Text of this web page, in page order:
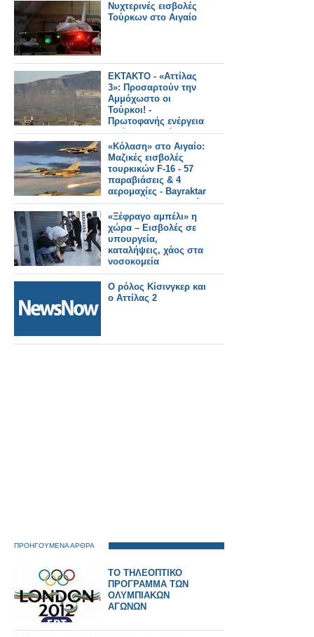
Νυχτερινές εισβολές
Τούρκων στο Αιγαίο
ΕΚΤΑΚΤΟ - «Αττίλας
3»: Προσαρτούν την
Αμμόχωστο οι
Τούρκοι! -
Πρωτοφανής ενέργεια
από ψευδοκράτος και
Άγκυρα
«Κόλαση» στο Αιγαίο:
Μαζικές εισβολές
τουρκικών F-16 - 57
παραβιάσεις & 4
αερομαχίες - Bayraktar
ΤΒ2 «σκάναρε» τη Χίο
«Ξέφραγο αμπέλι» η
χώρα – Εισβολές σε
υπουργεία,
καταλήψεις, χάος στα
νοσοκομεία
Ο ρόλος Κίσινγκερ και
ο Αττίλας 2
ΠΡΟΗΓΟΥΜΕΝΑ ΑΡΘΡΑ
ΤΟ ΤΗΛΕΟΠΤΙΚΟ
ΠΡΟΓΡΑΜΜΑ ΤΩΝ
ΟΛΥΜΠΙΑΚΩΝ
ΑΓΩΝΩΝ